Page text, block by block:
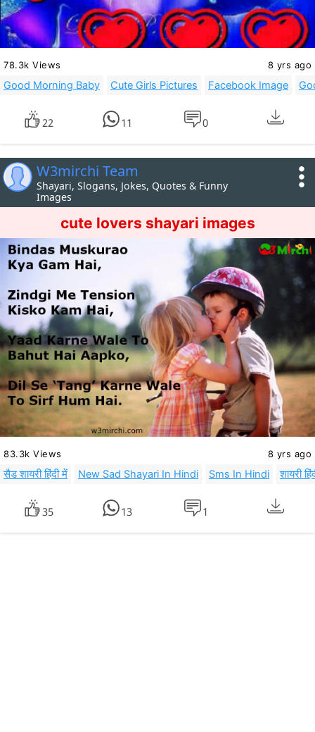
78.3k Views 8 yrs ago
Good Morning Baby Cute Girls Pictures Facebook Image
22 11 0
W3mirchi Team
Shayari, Slogans, Jokes, Quotes & Funny
Images
cute lovers shayari images
83.3k Views 8 yrs ago
सैड शायरी हिंदी में New Sad Shayari In Hindi Sms In Hindi शायरी
35 13 1